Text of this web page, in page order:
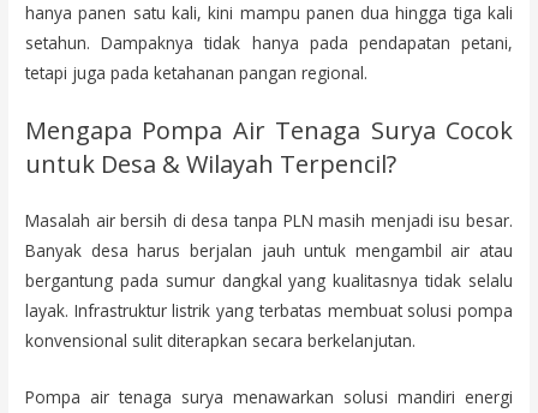
hanya panen satu kali, kini mampu panen dua hingga tiga kali
setahun. Dampaknya tidak hanya pada pendapatan petani,
tetapi juga pada ketahanan pangan regional.
Mengapa Pompa Air Tenaga Surya Cocok
untuk Desa & Wilayah Terpencil?
Masalah air bersih di desa tanpa PLN masih menjadi isu besar.
Banyak desa harus berjalan jauh untuk mengambil air atau
bergantung pada sumur dangkal yang kualitasnya tidak selalu
layak. Infrastruktur listrik yang terbatas membuat solusi pompa
konvensional sulit diterapkan secara berkelanjutan.
Pompa air tenaga surya menawarkan solusi mandiri energi